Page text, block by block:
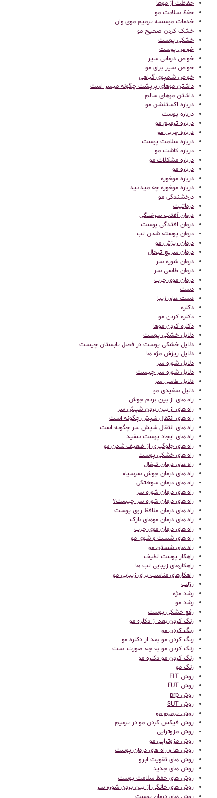
حفاظت از موها
حفظ سلامت مو
خدمات موسسه ترمیم موی وان
خشک کردن صحیح مو
خشکی پوست
خواص پوست
خواص درمانی سیر
خواص سیر برای مو
خواص شامپوی گیاهی
داشتن موهای پرپشت چگونه میسر است
داشتن موهای سالم
درباره اکستنشن مو
درباره پوست
درباره ترمیم مو
درباره چربی مو
درباره سلامت پوست
درباره کاشت مو
درباره مشکلات مو
درباره مو
درباره موخوره
درباره موخوره چه میدانید
درخشندگی مو
درماتیت
درمان آفتاب سوختگی
درمان افتادگی پوست
درمان پوسته شدن لب
درمان ریزش مو
درمان سریع تبخال
درمان شوره سر
درمان طاسی سر
درمان موی چرب
دست
دست های زیبا
دکلره
دکلره کردن مو
دکلره کردن موها
دلایل خشکی پوست
دلایل خشکی پوست در فصل تابستان چیست
دلایل ریزش مژه ها
دلایل شوره سر
دلایل شوره سر چیست
دلایل طاسی سر
دلیل سفیدی مو
راه های از بین بردم جوش
راه های از بین بردن شپش سر
راه های انتقال شپش چگونه است
راه های انتقال شپش سر چگونه است
راه های ایجاد پوست سفید
راه های جلوگیری از ضعیف شدن مو
راه های خشکی پوست
راه های درمان تبخال
راه های درمان جوش سرسیاه
راه های درمان سوختگی
راه های درمان شوره سر
راه های درمان شوره سر چیست؟
راه های درمان منافظ روی پوست
راه های درمان موهای نازک
راه های درمان موی چرب
راه های شست و شوی مو
راه های شستن مو
راهکار پوست لطیف
راهکارهای زیبایی لب ها
راهکارهای مناسب برای زیبایی مو
رژلب
رشد مژه
رشد مو
رفع خشکی پوست
رنگ کردن بعد از دکلره مو
رنگ کردن مو
رنگ کردن مو بعد از دکلره مو
رنگ کردن مو به چه صورت است
رنگ کردن مو دکلره مو
رنگ مو
روش FIT
روش FUT
روش prp
روش SUT
روش ترمیم مو
روش فیکس کردن مو در ترمیم
روش مزوتراپی
روش مزوتراپی مو
روش ها و راه های درمان پوست
روش های تقویت ابرو
روش های جدید
روش های حفظ سلامت پوست
روش های خانگی از بین بردن شوره سر